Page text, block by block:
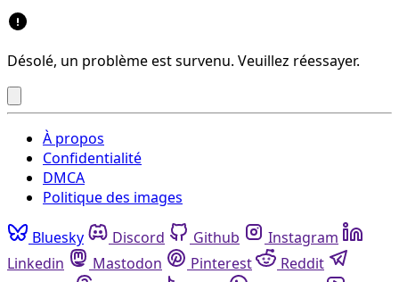
Désolé, un problème est survenu. Veuillez réessayer.
À propos
Confidentialité
DMCA
Politique des images
Bluesky Discord Github
Instagram
Linkedin
Mastodon Pinterest
Reddit